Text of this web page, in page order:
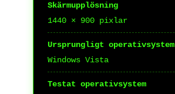
Skärmupplösning
1440 × 900 pixlar
Ursprungligt operativsystem
Windows Vista
Testat operativsystem